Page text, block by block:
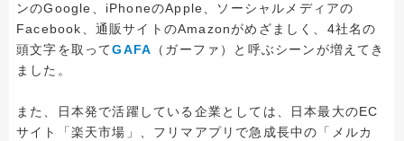
ンのGoogle、iPhoneのApple、ソーシャルメディアの
Facebook、通販サイトのAmazonがめざましく、4社名の
頭文字を取ってGAFA （ガーファ）と呼ぶシーンが増えてき
ました。
また、日本発で活躍している企業としては、日本最大のEC
サイト「楽天市場」、フリマアプリで急成長中の「メルカ